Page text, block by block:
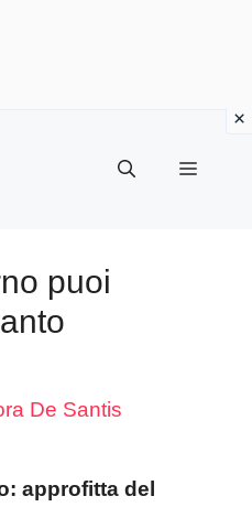
Menu
puoi
De Santis
approfitta del